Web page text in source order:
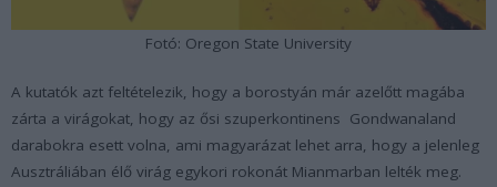
Fotó: Oregon State University
A kutatók azt feltételezik, hogy a borostyán már azelőtt magába
zárta a virágokat, hogy az ősi szuperkontinens Gondwanaland
darabokra esett volna, ami magyarázat lehet arra, hogy a jelenleg
Ausztráliában élő virág egykori rokonát Mianmarban lelték meg.